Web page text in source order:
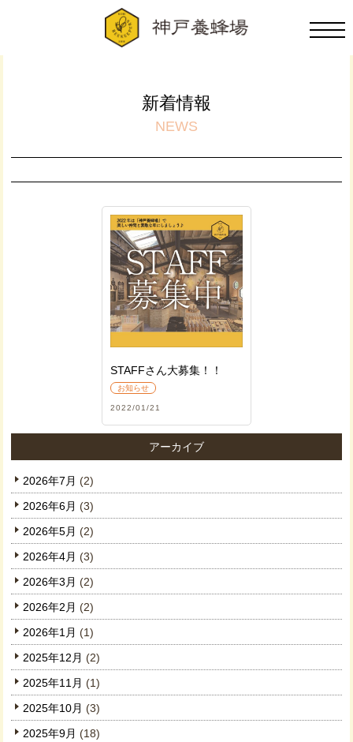
新着情報
NEWS
STAFFさん大募集！！
お知らせ
2022/01/21
アーカイブ
2026年7月 (2)
2026年6月 (3)
2026年5月 (2)
2026年4月 (3)
2026年3月 (2)
2026年2月 (2)
2026年1月 (1)
2025年12月 (2)
2025年11月 (1)
2025年10月 (3)
2025年9月 (18)